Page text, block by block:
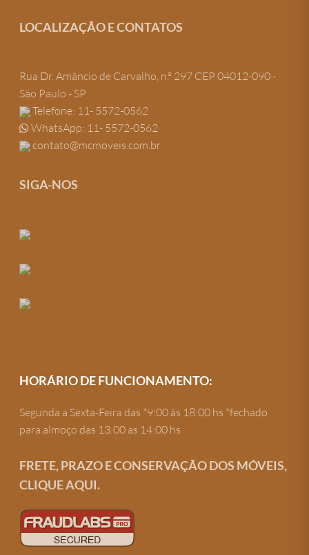
LOCALIZAÇÃO E CONTATOS
Rua Dr. Amâncio de Carvalho, n.º 297 CEP 04012-090 -
São Paulo - SP
Telefone: 11- 5572-0562
WhatsApp: 11- 5572-0562
contato@mcmoveis.com.br
SIGA-NOS
HORÁRIO DE FUNCIONAMENTO:
Segunda a Sexta-Feira das *9:00 às 18:00 hs *fechado
para almoço das 13:00 as 14:00 hs
FRETE, PRAZO E CONSERVAÇÃO DOS MÓVEIS,
CLIQUE AQUI.